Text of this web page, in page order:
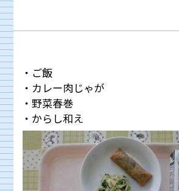
・ご飯
・カレー肉じゃが
・野菜春巻
・からし和え